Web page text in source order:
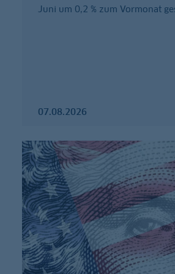
Juni um 0,2 % zum Vormonat
07.08.2026